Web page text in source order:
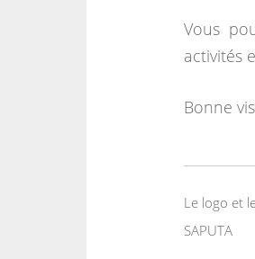
Vous
activités
Bonne
Le logo et
SAPUTA